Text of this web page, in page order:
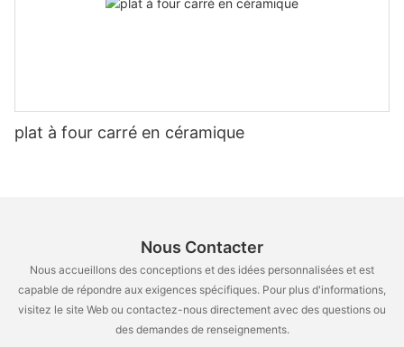
plat à four carré en céramique
Nous Contacter
Nous accueillons des conceptions et des idées personnalisées et est
capable de répondre aux exigences spécifiques. Pour plus d'informations,
visitez le site Web ou contactez-nous directement avec des questions ou
des demandes de renseignements.